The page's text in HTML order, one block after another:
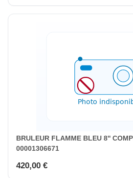
BRULEUR FLAMME BLEU 8''
00001306671
420,00 €